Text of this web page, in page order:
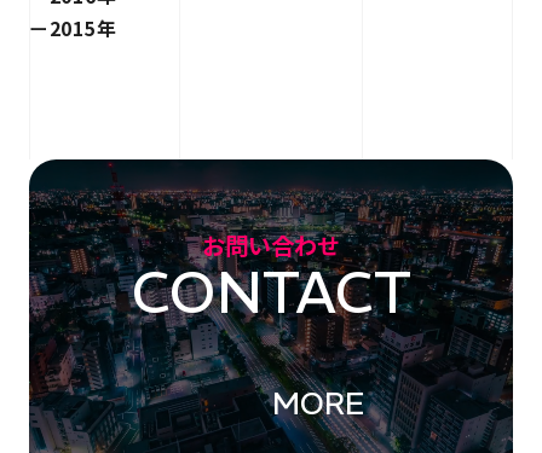
2015年
お問い合わせ
CONTACT
MORE